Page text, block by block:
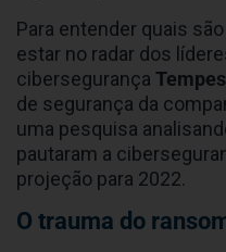
Para entender quais
estar no radar dos
cibersegurança
de segurança da
uma pesquisa
pautaram a
projeção para 2022.
O trauma do